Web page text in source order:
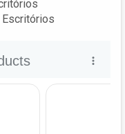
Escritórios